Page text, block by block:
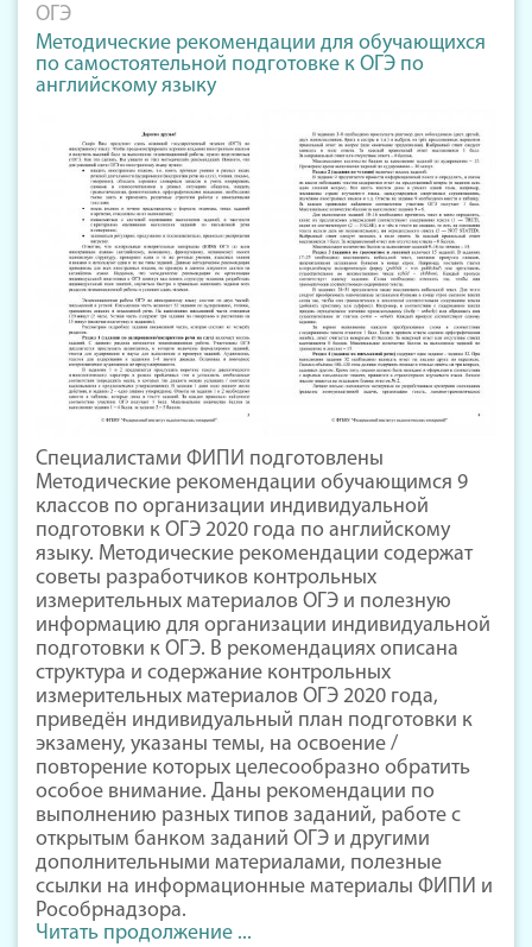
ОГЭ
Методические рекомендации для обучающихся
по самостоятельной подготовке к ОГЭ по
английскому языку
Специалистами ФИПИ подготовлены
Методические рекомендации обучающимся 9
классов по организации индивидуальной
подготовки к ОГЭ 2020 года по английскому
языку. Методические рекомендации содержат
советы разработчиков контрольных
измерительных материалов ОГЭ и полезную
информацию для организации индивидуальной
подготовки к ОГЭ. В рекомендациях описана
структура и содержание контрольных
измерительных материалов ОГЭ 2020 года,
приведён индивидуальный план подготовки к
экзамену, указаны темы, на освоение /
повторение которых целесообразно обратить
особое внимание. Даны рекомендации по
выполнению разных типов заданий, работе с
открытым банком заданий ОГЭ и другими
дополнительными материалами, полезные
ссылки на информационные материалы ФИПИ и
Рособрнадзора.
Читать продолжение ...